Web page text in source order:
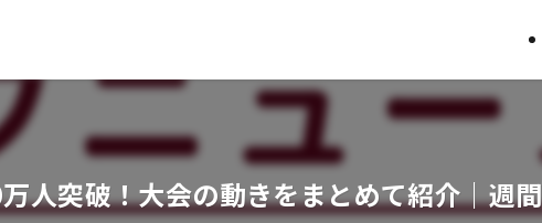
人突破！大会の動きをまとめて紹介｜週